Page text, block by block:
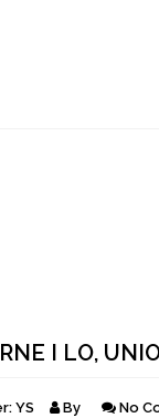
I LO,
YS By No